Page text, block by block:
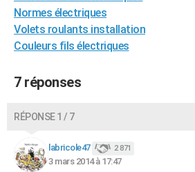
GUIDES D'ACHAT
BONS PLANS
Carte de Noël
Carte Bonne année
Carte Saint-Valentin
Carte Pâques
Carte d'anniversaire
DICTIONNAIRE
Dictionnaire
Biographies
Citations
Expressions
Proverbes
PROGRAMME TV
COPAINS D'AVANT
Normes électriques
Volets roulants installation
Couleurs fils électriques
7 réponses
RÉPONSE 1 / 7
labricole47 2 871
3 mars 2014 à 17:47